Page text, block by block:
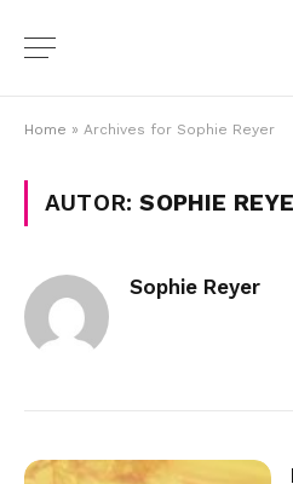
Home » Archives for Sophie Reyer
AUTOR:SOPHIE
Sophie Reyer